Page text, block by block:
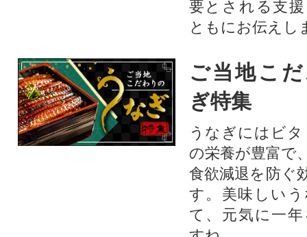
要とされる支
ともにお伝えし
ご当地こ
ぎ特集
うなぎにはビ
の栄養が豊富で
食欲減退を防ぐ
す。美味しい
て、元気に一